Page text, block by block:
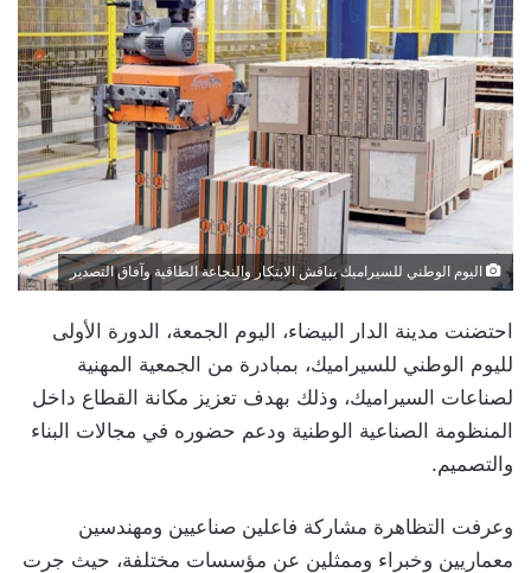
اليوم الوطني للسيراميك يناقش الابتكار والنجاعة الطاقية وآفاق التصدير
احتضنت مدينة الدار البيضاء، اليوم الجمعة، الدورة الأولى
لليوم الوطني للسيراميك، بمبادرة من الجمعية المهنية
لصناعات السيراميك، وذلك بهدف تعزيز مكانة القطاع داخل
المنظومة الصناعية الوطنية ودعم حضوره في مجالات البناء
والتصميم.
وعرفت التظاهرة مشاركة فاعلين صناعيين ومهندسين
معماريين وخبراء وممثلين عن مؤسسات مختلفة، حيث جرت